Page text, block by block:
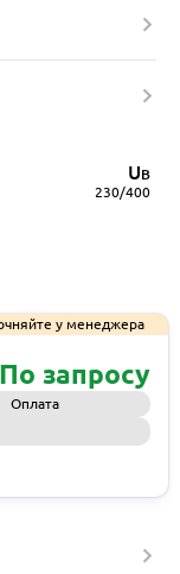
UВ
230/400
у менеджера
По запросу
Оплата